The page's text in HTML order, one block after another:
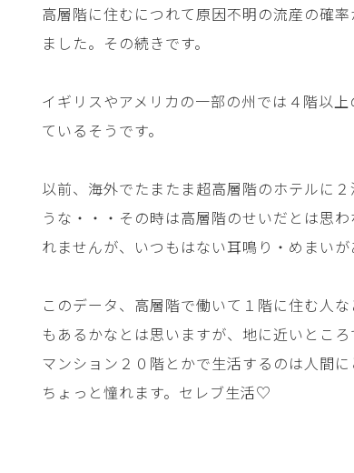
高層階に住むにつれて原因不明の流産の確
ました。その続きです。
イギリスやアメリカの一部の州では４階以
ているそうです。
以前、海外でたまたま超高層階のホテルに
うな・・・その時は高層階のせいだとは思
れませんが、いつもはない耳鳴り・めまいが
このデータ、高層階で働いて１階に住む人
もあるかなとは思いますが、地に近いとこ
マンション２０階とかで生活するのは人間
ちょっと憧れます。セレブ生活♡